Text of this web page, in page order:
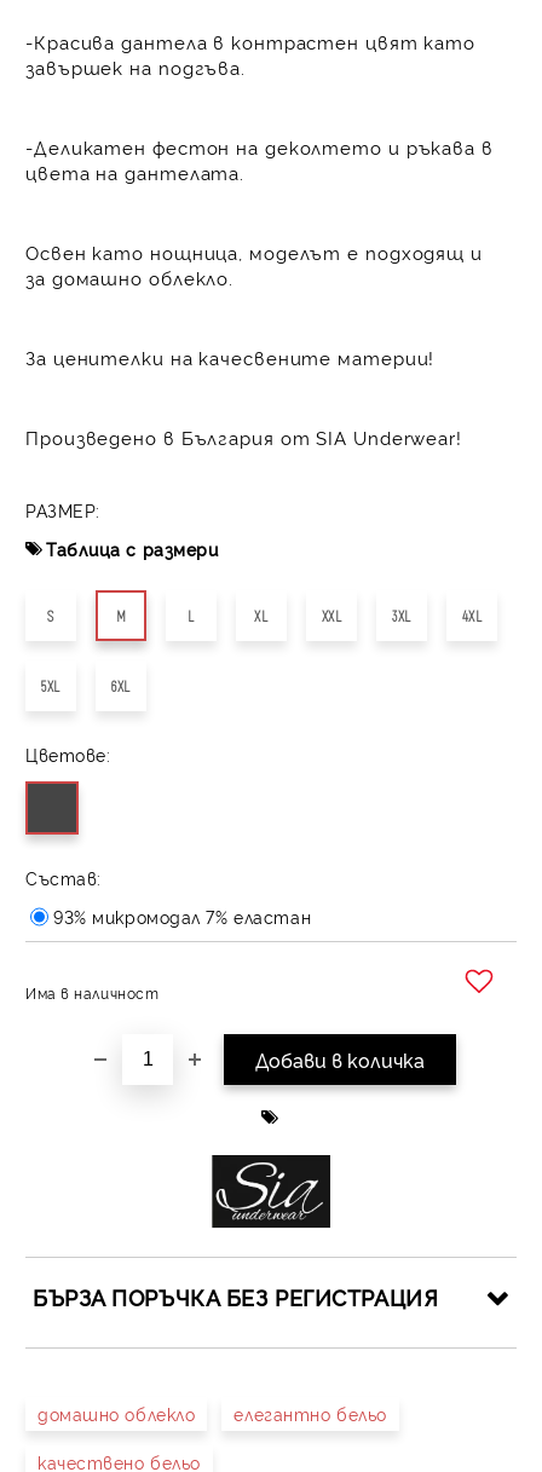
-Красива дантела в контрастен цвят като
завършек на подгъва.
-Деликатен фестон на деколтето и ръкава в
цвета на дантелата.
Освен като нощница, моделът е подходящ и
за домашно облекло.
За ценителки на качесвените материи!
Произведено в България от SIA Underwear!
РАЗМЕР:
Таблица с размери
S M L XL XXL 3XL 4XL
5XL 6XL
Цветове:
Състав:
93% микромодал 7% еластан
Има в наличност
БЪРЗА ПОРЪЧКА БЕЗ РЕГИСТРАЦИЯ
домашно облекло елегантно бельо
качествено бельо